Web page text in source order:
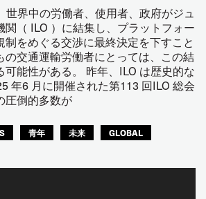
世界中の労働者、使用者、政府がジュ
関（ ILO ）に結集し、プラットフォー
制をめぐる交渉に最終決定を下すこと
の交通運輸労働者にとっては、この結
可能性がある。 昨年、ILO は歴史的な
年6 月に開催された第113 回ILO 総会
圧倒的多数が
青年 未来 GLOBAL